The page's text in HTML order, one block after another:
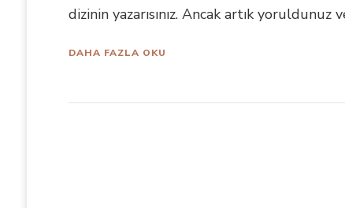
dizinin yazarısınız. Ancak artık yoruldunuz
DAHA FAZLA OKU